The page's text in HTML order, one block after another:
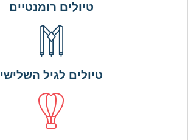
טיולים רומנטיים
טיולים לגיל השלישי